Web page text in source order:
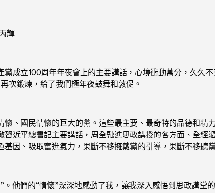
輝
成立100周年年夜會上的主要講話，心境衝動萬分，久久
次鍛煉，給了我們極年夜鼓舞和敦促。
、國民情懷的巨大的黨。這些最主要、最奇特的品德和精
習近平總書記主要講話，周全融進思政講授的各方面、全經
因、吸取奮進氣力，果斷不移擁戴黨的引導，果斷不移聽
他們的“情懷”深深地感動了我，讓我深入感悟到思政講